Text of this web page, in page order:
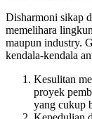
Disharmoni sikap
memelihara
maupun industry.
kendala-kendala
Kesulitan
proyek
yang cukup